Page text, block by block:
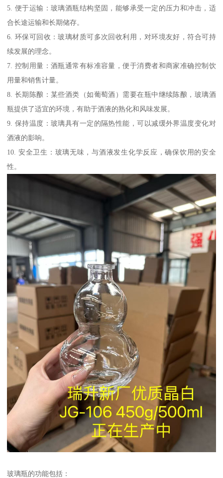
5. 便于运输：玻璃酒瓶结构坚固，能够承受一定的压力和冲击，适
合长途运输和长期储存。
6. 环保可回收：玻璃材质可多次回收利用，对环境友好，符合可持
续发展的理念。
7. 控制用量：酒瓶通常有标准容量，便于消费者和商家准确控制饮
用量和销售计量。
8. 长期陈酿：某些酒类（如葡萄酒）需要在瓶中继续陈酿，玻璃酒
瓶提供了适宜的环境，有助于酒液的熟化和风味发展。
9. 保持温度：玻璃具有一定的隔热性能，可以减缓外界温度变化对
酒液的影响。
10. 安全卫生：玻璃无味，与酒液发生化学反应，确保饮用的安全
性。
玻璃瓶的功能包括：